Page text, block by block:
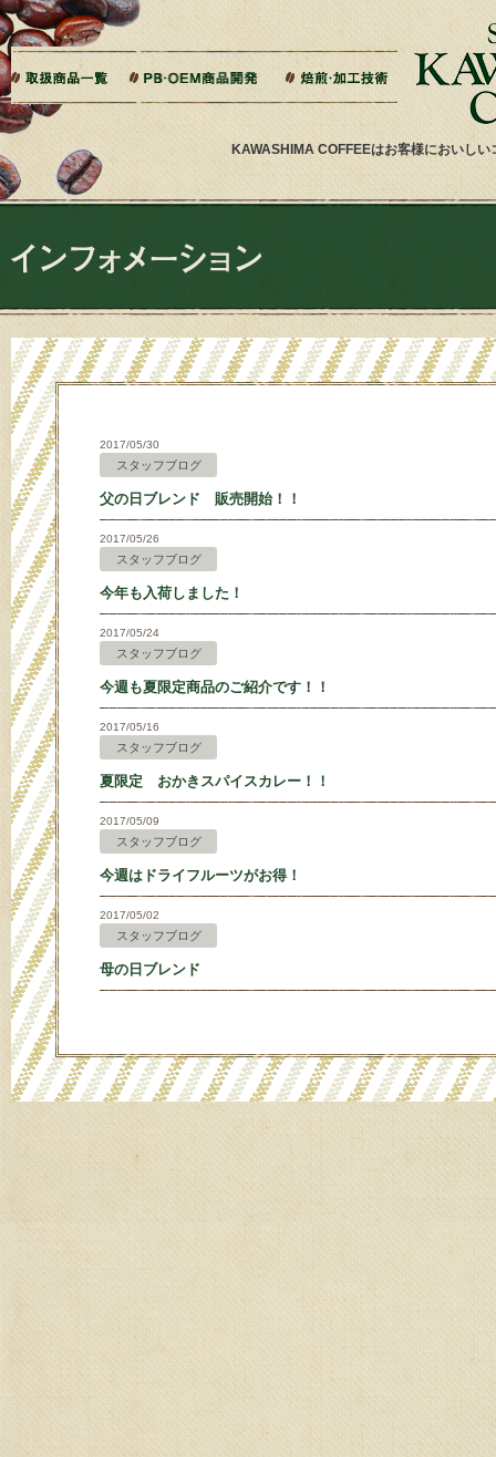
KAWASHIMA COFFEEはお客様においし
本文へジャンプ
ドリップバッグ加工
ティーバッグ加工
リキッドコーヒー加工
オーダー焙煎
パッケージデザイン・印刷
2017/05/30
スタッフブログ
父の日ブレンド 販売開始！！
2017/05/26
スタッフブログ
今年も入荷しました！
2017/05/24
スタッフブログ
今週も夏限定商品のご紹介です！！
2017/05/16
スタッフブログ
夏限定 おかきスパイスカレー！！
2017/05/09
スタッフブログ
今週はドライフルーツがお得！
2017/05/02
スタッフブログ
母の日ブレンド